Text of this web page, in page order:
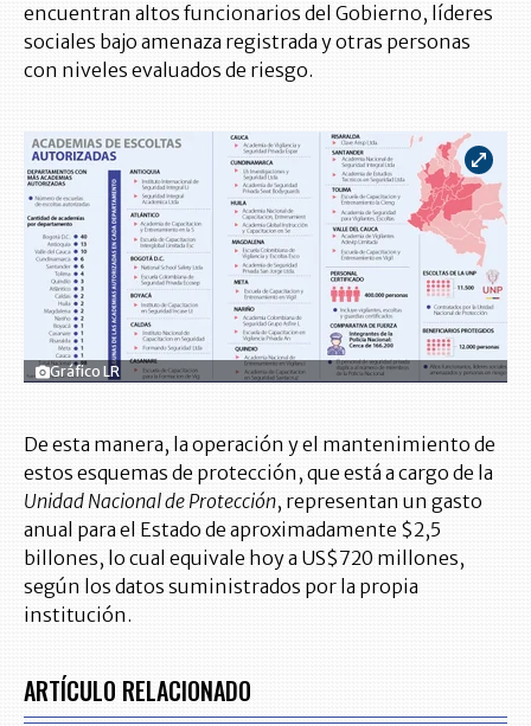
encuentran altos funcionarios del Gobierno, líderes
sociales bajo amenaza registrada y otras personas
con niveles evaluados de riesgo.
Gráfico LR
De esta manera, la operación y el mantenimiento de
estos esquemas de protección, que está a cargo de la
Unidad Nacional de Protección, representan un gasto
anual para el Estado de aproximadamente $2,5
billones, lo cual equivale hoy a US$720 millones,
según los datos suministrados por la propia
institución.
ARTÍCULO RELACIONADO